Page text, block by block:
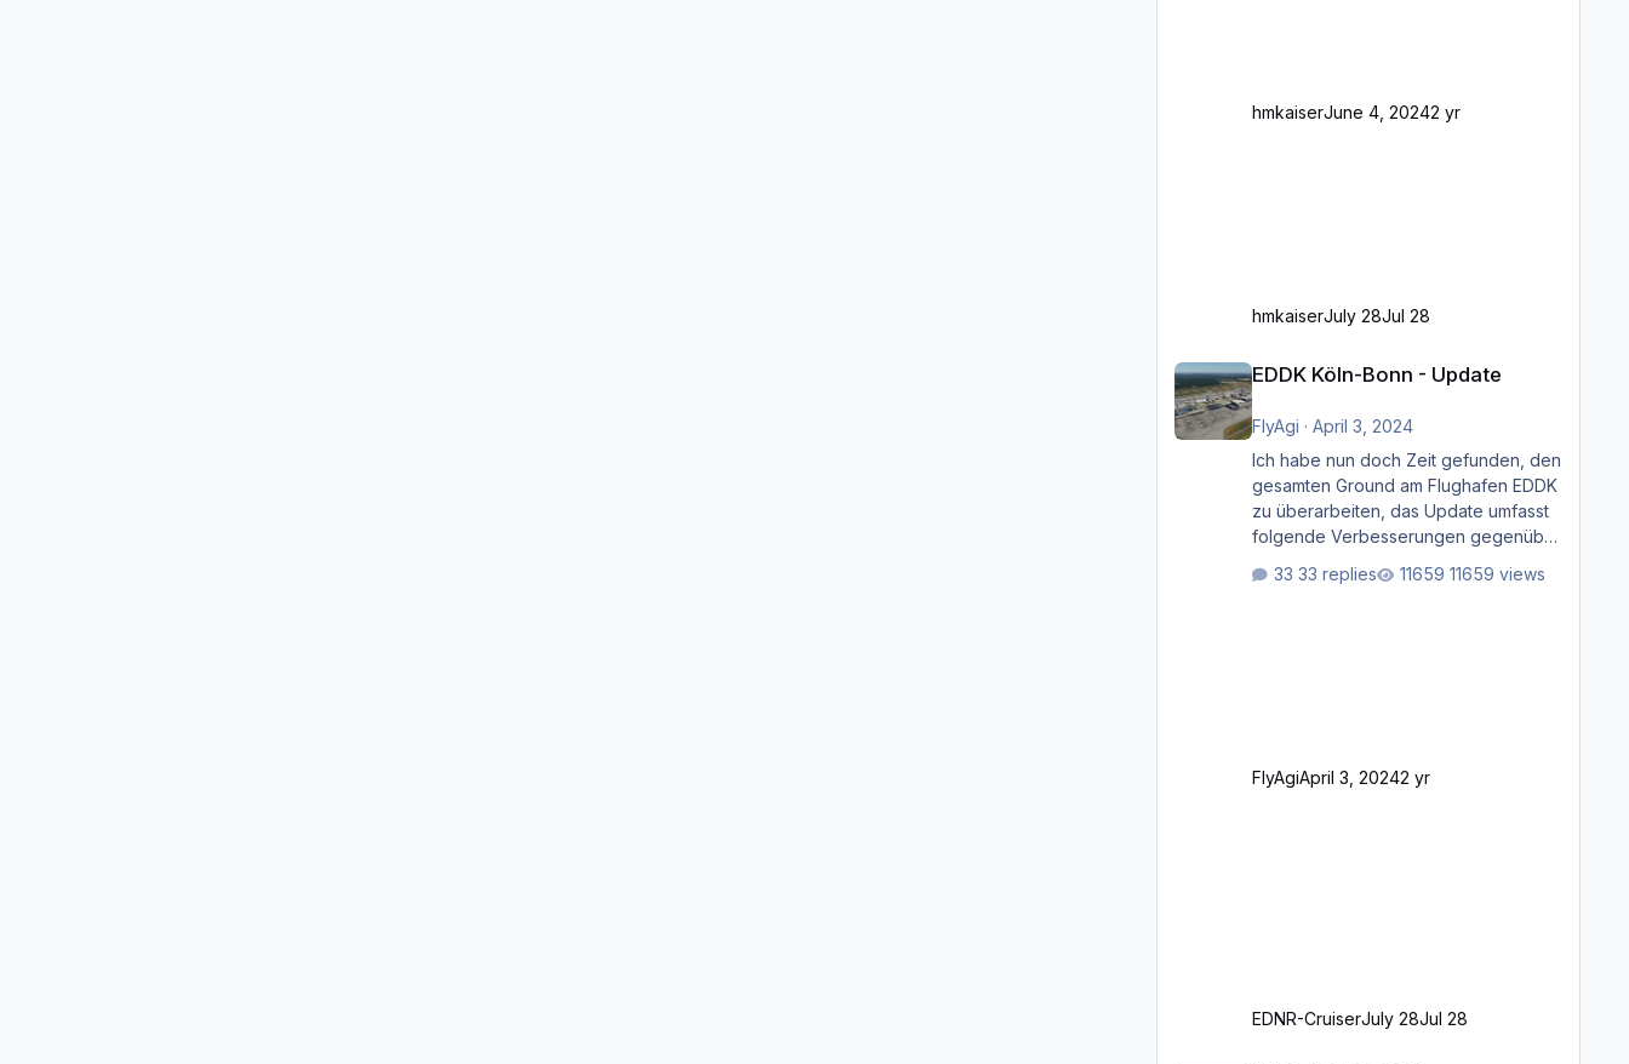
hmkaiserJune 4, 20242 yr
hmkaiserJuly 28Jul 28
EDDK Köln-Bonn - Update
FlyAgi · April 3, 2024
Ich habe nun doch Zeit gefunden, den
gesamten Ground am Flughafen EDDK
zu überarbeiten, das Update umfasst
folgende Verbesserungen gegenüber
Aktualisierte Bodenmarkierungen (der
der GA-Ramps) Kompl
33 replies 11659 views
FlyAgiApril 3, 20242 yr
EDNR-CruiserJuly 28Jul 28